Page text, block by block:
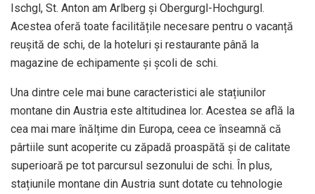
Ischgl, St. Anton am Arlberg și Obergurgl-Hochgurgl.
Acestea oferă toate facilitățile necesare pentru o vacanță
reușită de schi, de la hoteluri și restaurante până la
magazine de echipamente și școli de schi.
Una dintre cele mai bune caracteristici ale stațiunilor
montane din Austria este altitudinea lor. Acestea se află la
cea mai mare înălțime din Europa, ceea ce înseamnă că
pârtiile sunt acoperite cu zăpadă proaspătă și de calitate
superioară pe tot parcursul sezonului de schi. În plus,
stațiunile montane din Austria sunt dotate cu tehnologie